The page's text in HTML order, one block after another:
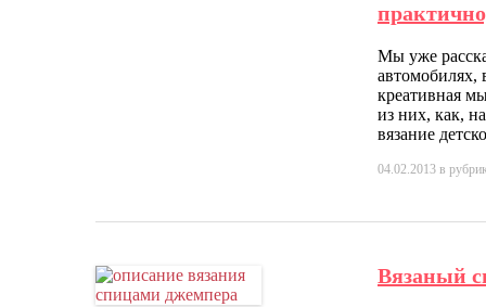
Мы уже
автомобилях,
креативная
из них, как,
вязание
04.02.2013 в
Вязаный